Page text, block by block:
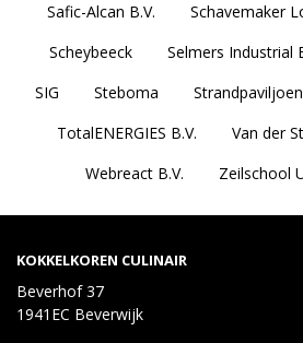
Safic-Alcan B.V.
Schavemaker
Scheybeeck
Selmers Industrial
SIG
Steboma
TotalENERGIES B.V.
Van der
Webreact B.V.
Zeilschool
KOKKELKOREN CULINAIR
Beverhof 37
1941EC Beverwijk